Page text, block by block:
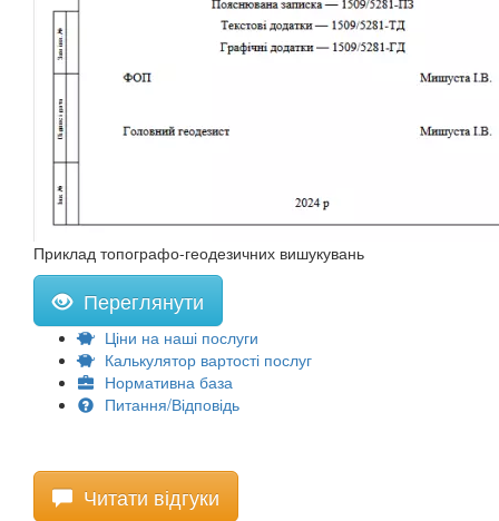
Приклад топографо-геодезичних вишукувань
Переглянути
Ціни на наші послуги
Калькулятор вартості послуг
Нормативна база
Питання/Відповідь
Читати відгуки